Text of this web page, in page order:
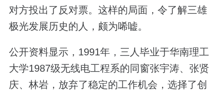
对方投出了反对票。这样的局面，令了解三雄
极光发展历史的人，颇为唏嘘。
公开资料显示，1991年，三人毕业于华南理工
大学1987级无线电工程系的同窗张宇涛、张贤
庆、林岩，放弃了稳定的工作机会，选择了创